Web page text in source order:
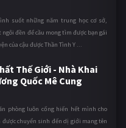
suốt những năm trung học cơ sở,
đền để cầu mong tìm được bạn gái
của cậu được Thần Tình Y ...
Thế Giới - Nhà Khai
Quốc Mê Cung
phòng luôn cống hiến hết mình cho
được chuyển sinh đến dị giới mang tên